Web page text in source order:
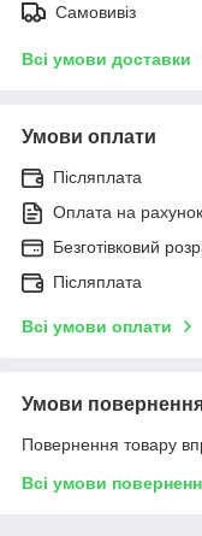
Самовивіз
Всі умови доставки
Умови оплати
Післяплата
Оплата на рахунок
Безготівковий
Післяплата
Всі умови оплати
Умови
Повернення товару
Всі умови